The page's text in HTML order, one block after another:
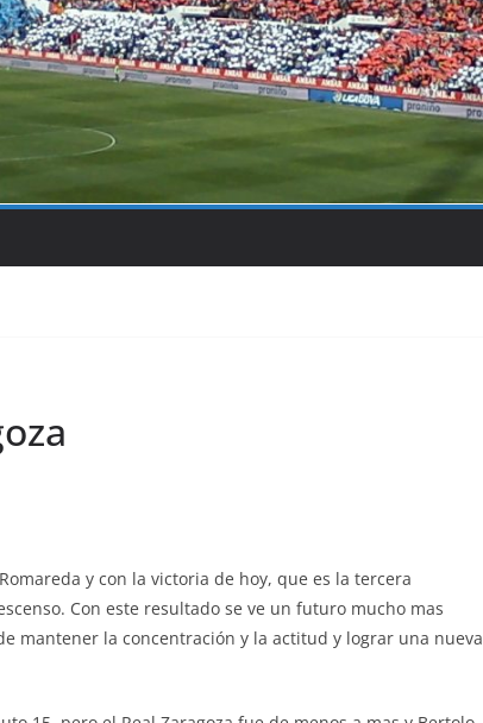
y con la victoria de hoy, que es la tercera
Con este resultado se ve un futuro mucho mas
mantener la concentración y la actitud y lograr una nueva